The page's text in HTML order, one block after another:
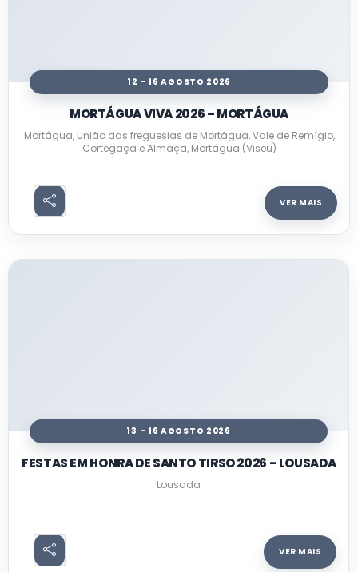
12 - 16 AGOSTO 2026
MORTÁGUA VIVA 2026 – MORTÁGUA
Mortágua, União das freguesias de Mortágua, Vale de Remígio,
Cortegaça e Almaça, Mortágua (Viseu)
VER MAIS
13 - 16 AGOSTO 2026
FESTAS EM HONRA DE SANTO TIRSO 2026 – LOUSADA
Lousada
VER MAIS